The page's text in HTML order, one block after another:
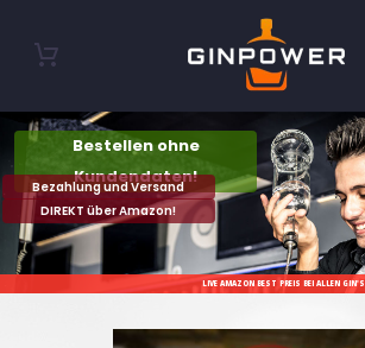
Bestellen ohne
Kundendaten!
Bezahlung und Versand
DIREKT über Amazon!
LIVE AMAZON BEST PREIS BEI ALLEN GIN'S